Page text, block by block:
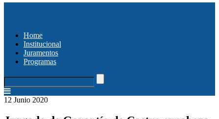
Home
Institucional
Juramentos
Programas
12 Junio 2020